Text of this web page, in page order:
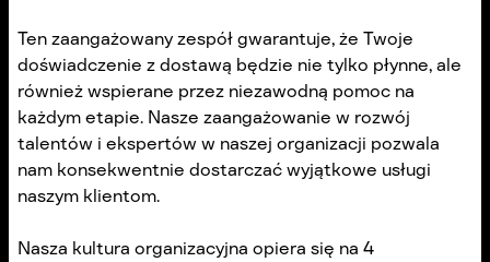
Ten zaangażowany zespół gwarantuje, że Twoje
doświadczenie z dostawą będzie nie tylko płynne, ale
również wspierane przez niezawodną pomoc na
każdym etapie. Nasze zaangażowanie w rozwój
talentów i ekspertów w naszej organizacji pozwala
nam konsekwentnie dostarczać wyjątkowe usługi
naszym klientom.
Nasza kultura organizacyjna opiera się na 4